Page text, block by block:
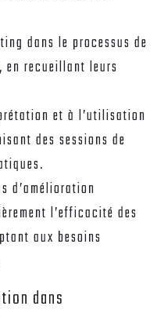
dans le processus de
en recueillant leurs
et à l’utilisation
des sessions de
d’amélioration
l’efficacité des
aux besoins
dans